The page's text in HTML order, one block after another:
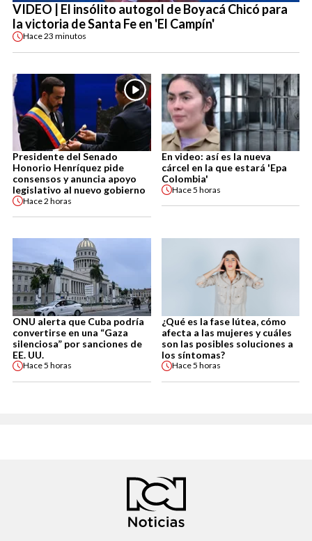
VIDEO | El insólito autogol de Boyacá Chicó para
la victoria de Santa Fe en 'El Campín'
Hace23 minutos
Presidente del Senado
Honorio Henríquez pide
consensos y anuncia apoyo
legislativo al nuevo gobierno
Hace2 horas
En video: así es la nueva
cárcel en la que estará 'Epa
Colombia'
Hace5 horas
ONU alerta que Cuba podría
convertirse en una “Gaza
silenciosa” por sanciones de
EE. UU.
Hace5 horas
¿Qué es la fase lútea, cómo
afecta a las mujeres y cuáles
son las posibles soluciones a
los síntomas?
Hace5 horas